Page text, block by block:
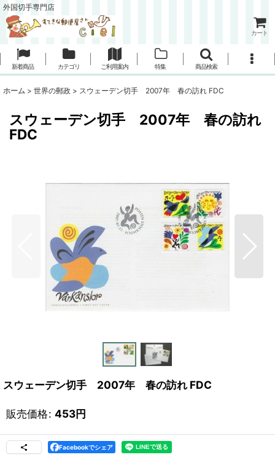
外国切手専門店
カート
新着商品 カテゴリ ご利用案内 特集 商品検索
ホーム > 世界の郵政 > スウェーデン切手 2007年 春の訪れ FDC
スウェーデン切手 2007年 春の訪れ
FDC
スウェーデン切手 2007年 春の訪れ FDC
販売価格: 453円
Facebookでシェア